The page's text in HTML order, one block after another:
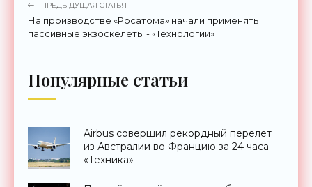
ПРЕДЫДУЩАЯ СТАТЬЯ
На производстве «Росатома» начали применять
пассивные экзоскелеты - «Технологии»
Популярные статьи
Airbus совершил рекордный перелет
из Австралии во Францию за 24 часа -
«Техника»